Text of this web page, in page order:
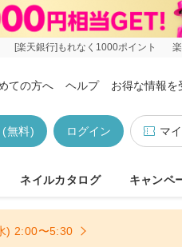
[楽天銀行]もれなく1000ポイント
ての方へ ヘルプ お得な情報を
マ
ログイン
(無料)
ネイルカタログ キャンペ
) 2:00〜5:30